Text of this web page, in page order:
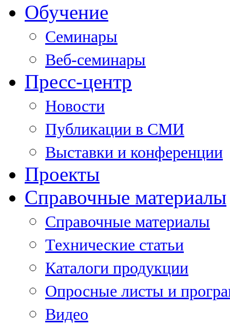
Обучение
Семинары
Веб-семинары
Пресс-центр
Новости
Публикации в СМИ
Выставки и конференции
Проекты
Справочные материалы
Справочные материалы
Технические статьи
Каталоги продукции
Опросные листы и
Видео